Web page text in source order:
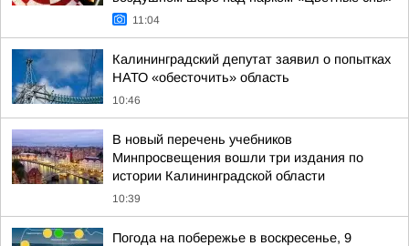
11:04
Калининградский депутат заявил о попытках
НАТО «обесточить» область
10:46
В новый перечень учебников
Минпросвещения вошли три издания по
истории Калининградской области
10:39
Погода на побережье в воскресенье, 9